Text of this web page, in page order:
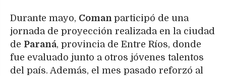
Durante mayo, Coman participó de una
jornada de proyección realizada en la ciudad
de Paraná, provincia de Entre Ríos, donde
fue evaluado junto a otros jóvenes talentos
del país. Además, el mes pasado reforzó al